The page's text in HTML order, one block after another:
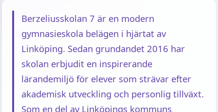
Berzeliusskolan 7 är en modern
gymnasieskola belägen i hjärtat av
Linköping. Sedan grundandet 2016 har
skolan erbjudit en inspirerande
lärandemiljö för elever som strävar efter
akademisk utveckling och personlig tillväxt.
Som en del av Linköpings kommuns